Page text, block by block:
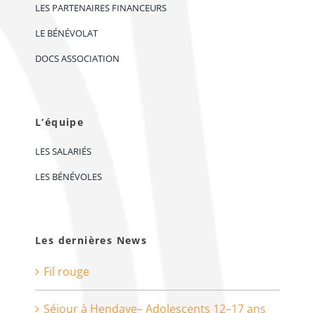
LES PARTENAIRES FINANCEURS
LE BÉNÉVOLAT
DOCS ASSOCIATION
L’équipe
LES SALARIÉS
LES BÉNÉVOLES
Les dernières News
Fil rouge
Séjour à Hendaye– Adolescents 12–17 ans